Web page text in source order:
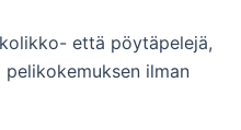
että pöytäpelejä,
ilman